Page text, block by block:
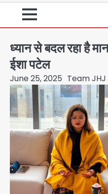
ध्यान से बदल रहा है
ईशा पटेल
June 25, 2025 Team JHJ